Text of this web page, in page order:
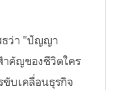
ธว่า "ปัญญา
ำคัญของชีวิตใคร
บเคลื่อนธุรกิจ